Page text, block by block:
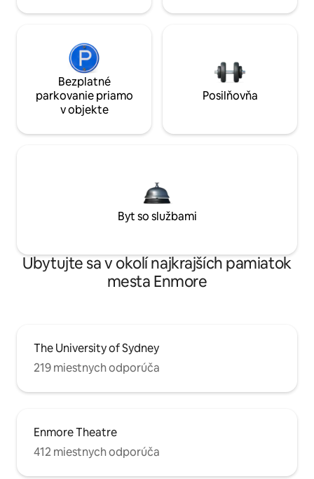
Bezplatné
parkovanie priamo
v objekte
Posilňovňa
Byt so službami
Ubytujte sa v okolí najkrajších pamiatok
mesta Enmore
The University of Sydney
219 miestnych odporúča
Enmore Theatre
412 miestnych odporúča